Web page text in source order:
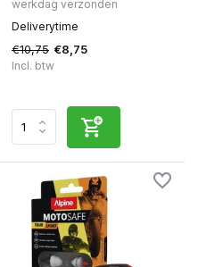
werkdag verzonden
Deliverytime
€10,75 €8,75
Incl. btw